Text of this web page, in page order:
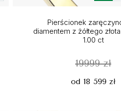
Pierścionek
diamentem z żółtego
1.00 ct
19999 zł
od 18 599 zł